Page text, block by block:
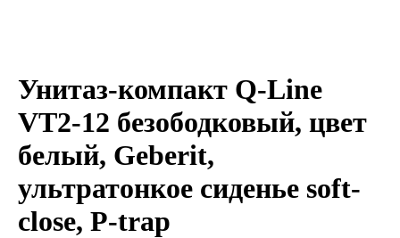
Унитаз-компакт Q-Line
VT2-12 безободковый, цвет
белый, Geberit,
ультратонкое сиденье soft-
close, P-trap